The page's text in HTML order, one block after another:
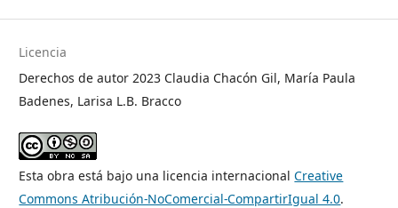
Licencia
Derechos de autor 2023 Claudia Chacón Gil, María Paula
Badenes, Larisa L.B. Bracco
Esta obra está bajo una licencia internacionalCreative
Commons Atribución-NoComercial-CompartirIgual 4.0.